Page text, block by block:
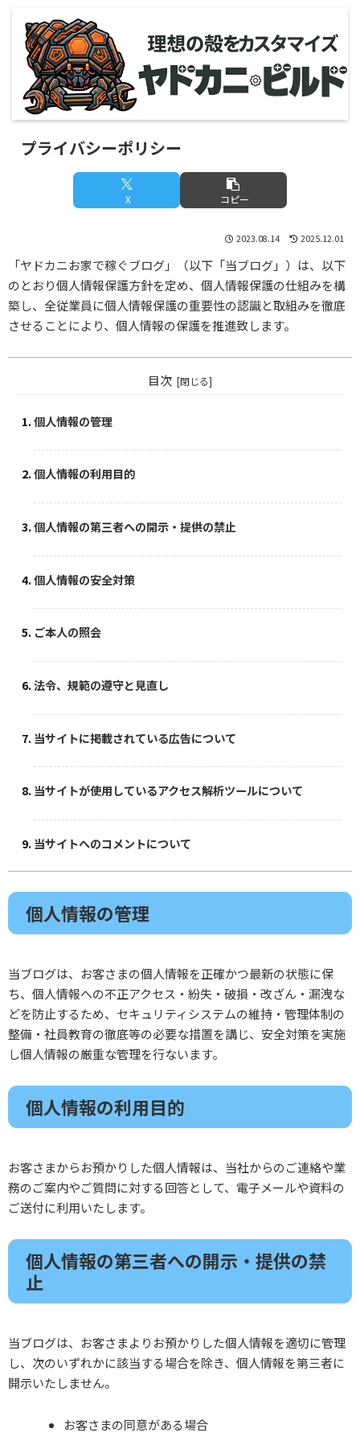
プライバシーポリシー
X コピー
2023.08.14 2025.12.01
「ヤドカニお家で稼ぐブログ」（以下「当ブログ」）は、以下
のとおり個人情報保護方針を定め、個人情報保護の仕組みを構
築し、全従業員に個人情報保護の重要性の認識と取組みを徹底
させることにより、個人情報の保護を推進致します。
目次
個人情報の管理
個人情報の利用目的
個人情報の第三者への開示・提供の禁止
個人情報の安全対策
ご本人の照会
法令、規範の遵守と見直し
当サイトに掲載されている広告について
当サイトが使用しているアクセス解析ツールについて
当サイトへのコメントについて
個人情報の管理
当ブログは、お客さまの個人情報を正確かつ最新の状態に保
ち、個人情報への不正アクセス・紛失・破損・改ざん・漏洩な
どを防止するため、セキュリティシステムの維持・管理体制の
整備・社員教育の徹底等の必要な措置を講じ、安全対策を実施
し個人情報の厳重な管理を行ないます。
個人情報の利用目的
お客さまからお預かりした個人情報は、当社からのご連絡や業
務のご案内やご質問に対する回答として、電子メールや資料の
ご送付に利用いたします。
個人情報の第三者への開示・提供の禁
止
当ブログは、お客さまよりお預かりした個人情報を適切に管理
し、次のいずれかに該当する場合を除き、個人情報を第三者に
開示いたしません。
お客さまの同意がある場合